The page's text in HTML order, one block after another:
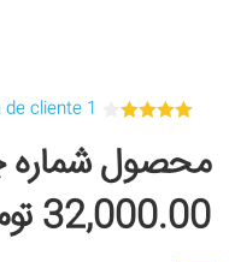
1
محصول شماره
32,000.00